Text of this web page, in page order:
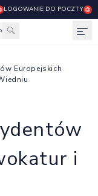
LOGOWANIE DO POCZTY
Europejskich
i